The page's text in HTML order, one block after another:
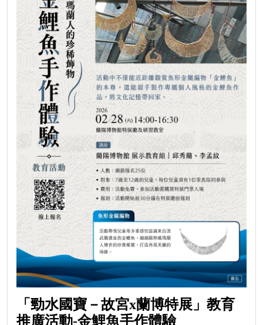
「勁水國寶－故宮x蘭博特展」教育
推廣活動-金鯉魚手作體驗